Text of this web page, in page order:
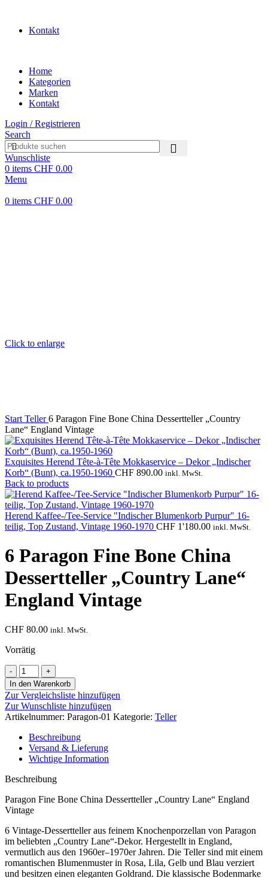
Kontakt
Home
Kategorien
Marken
Kontakt
Login / Registrieren
Search
Wunschliste
0 items CHF 0.00
Menu
0 items CHF 0.00
Click to enlarge
Start Teller6 Paragon Fine Bone China Dessertteller „Country
Lane“ England Vintage
Exquisites Herend Tête-à-Tête Mokkaservice – Dekor „Indischer
Korb“ (Bunt), ca.1950-1960 CHF 890.00 inkl. MwSt.
Back to products
Herend Kaffee-/Tee-Service "Indischer Blumenkorb Purpur" 16-
teilig, Top Zustand, Vintage 1960-1970 CHF 1'180.00 inkl. MwSt.
6 Paragon Fine Bone China
Dessertteller „Country Lane“
England Vintage
CHF 80.00 inkl. MwSt.
Vorrätig
In den Warenkorb
Zur Vergleichsliste hinzufügen
Zur Wunschliste hinzufügen
Artikelnummer: Paragon-01 Kategorie: Teller
Beschreibung
Versand & Lieferung
Wichtige Information
Beschreibung
Paragon Fine Bone China Dessertteller „Country Lane“ England
Vintage
6 Vintage-Dessertteller aus feinem Knochenporzellan von Paragon
im beliebten „Country Lane“-Dekor. Hergestellt in England,
vermutlich aus den 1960er–1970er Jahren. Die Teller sind mit einem
romantischen Blumenmuster in Rosa, Lila, Gelb und Blau verziert
und besitzen einen eleganten Goldrand. Die klassische Bodenmarke